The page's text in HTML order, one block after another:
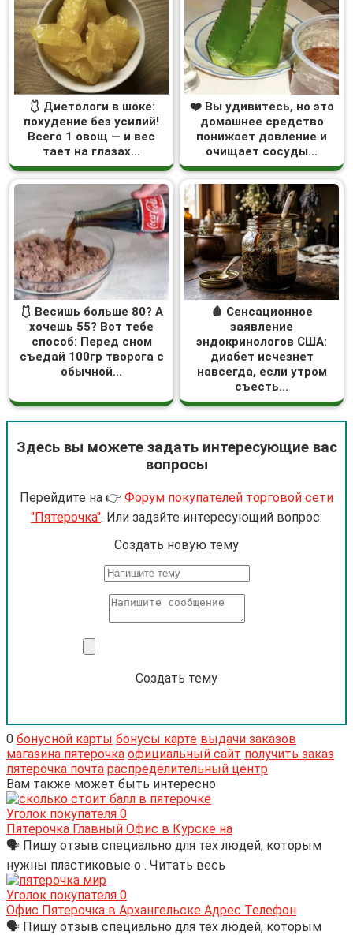
🩱 Диетологи в шоке:
похудение без усилий!
Всего 1 овощ — и вес
тает на глазах…
❤️ Вы удивитесь, но это
домашнее средство
понижает давление и
очищает сосуды...
🩱 Весишь больше 80? А
хочешь 55? Вот тебе
способ: Перед сном
съедай 100гр творога с
обычной...
🩸 Сенсационное
заявление
эндокринологов США:
диабет исчезнет
навсегда, если утром
съесть...
Здесь вы можете задать интересующие вас
вопросы
Перейдите на 👉 Форум покупателей торговой сети
"Пятерочка". Или задайте интересующий вопрос:
Cоздать новую тему
Создать тему
0 бонусной карты бонусы карте выдачи заказов
магазина пятерочка официальный сайт получить заказ
пятерочка почта распределительный центр
Вам также может быть интересно
Уголок покупателя 0
Пятерочка Главный Офис в Курске на
🗣 Пишу отзыв специально для тех людей, которым
нужны пластиковые о . Читать весь
Уголок покупателя 0
Офис Пятерочка в Архангельске Адрес Телефон
🗣 Пишу отзыв специально для тех людей, которым